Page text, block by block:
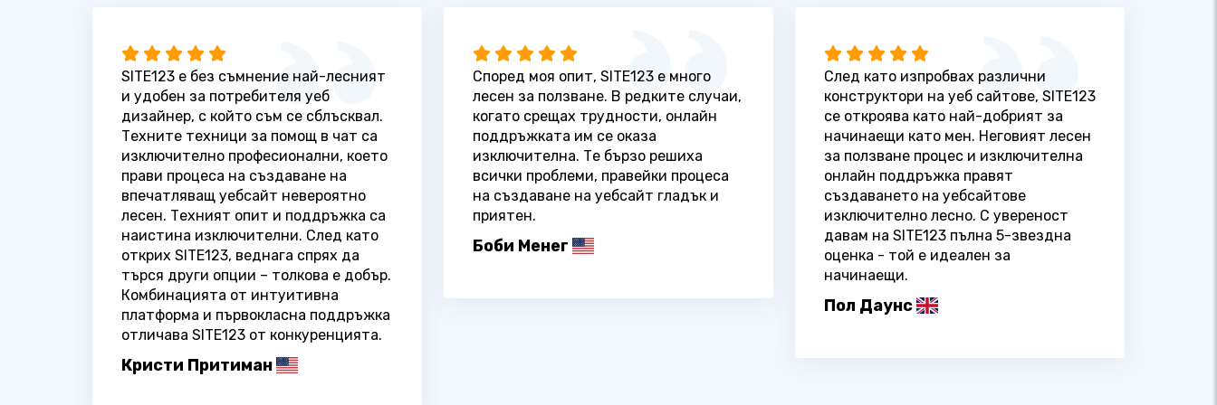
SITE123 е без съмнение най-лесният
и удобен за потребителя уеб
дизайнер, с който съм се сблъсквал.
Техните техници за помощ в чат са
изключително професионални, което
прави процеса на създаване на
впечатляващ уебсайт невероятно
лесен. Техният опит и поддръжка са
наистина изключителни. След като
открих SITE123, веднага спрях да
търся други опции – толкова е добър.
Комбинацията от интуитивна
платформа и първокласна поддръжка
отличава SITE123 от конкуренцията.
Кристи Притиман
Според моя опит, SITE123 е много
лесен за ползване. В редките случаи,
когато срещах трудности, онлайн
поддръжката им се оказа
изключителна. Те бързо решиха
всички проблеми, правейки процеса
на създаване на уебсайт гладък и
приятен.
Боби Менег
След като изпробвах различни
конструктори на уеб сайтове, SITE123
се откроява като най-добрият за
начинаещи като мен. Неговият лесен
за ползване процес и изключителна
онлайн поддръжка правят
създаването на уебсайтове
изключително лесно. С увереност
давам на SITE123 пълна 5-звездна
оценка - той е идеален за
начинаещи.
Пол Даунс